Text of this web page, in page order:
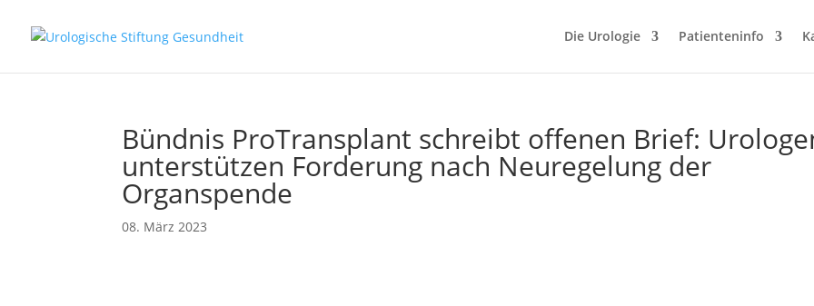
Die Urologie Patienteninfo
Bündnis ProTransplant schreibt offenen Brief:
unterstützen Forderung nach Neuregelung der
Organspende
08. März 2023